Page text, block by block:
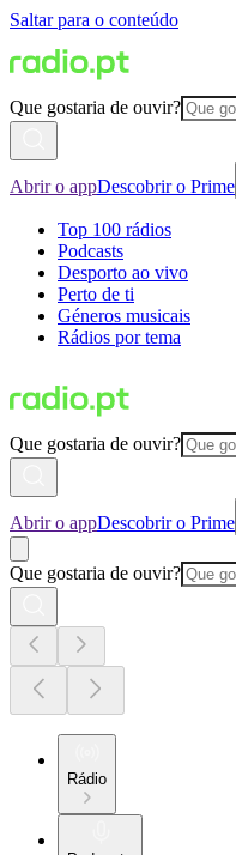
Saltar para o conteúdo
Que gostaria de ouvir?
Abrir o appDescobrir o Prime
Top 100 rádios
Podcasts
Desporto ao vivo
Perto de ti
Géneros musicais
Rádios por tema
Que gostaria de ouvir?
Abrir o appDescobrir o Prime
Que gostaria de ouvir?
Rádio